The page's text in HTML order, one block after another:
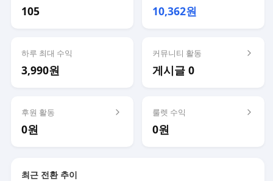
105 10,362원
하루 최대 수익
3,990원
커뮤니티 활동
게시글 0
후원 활동
0원
룰렛 수익
0원
최근 전환 추이